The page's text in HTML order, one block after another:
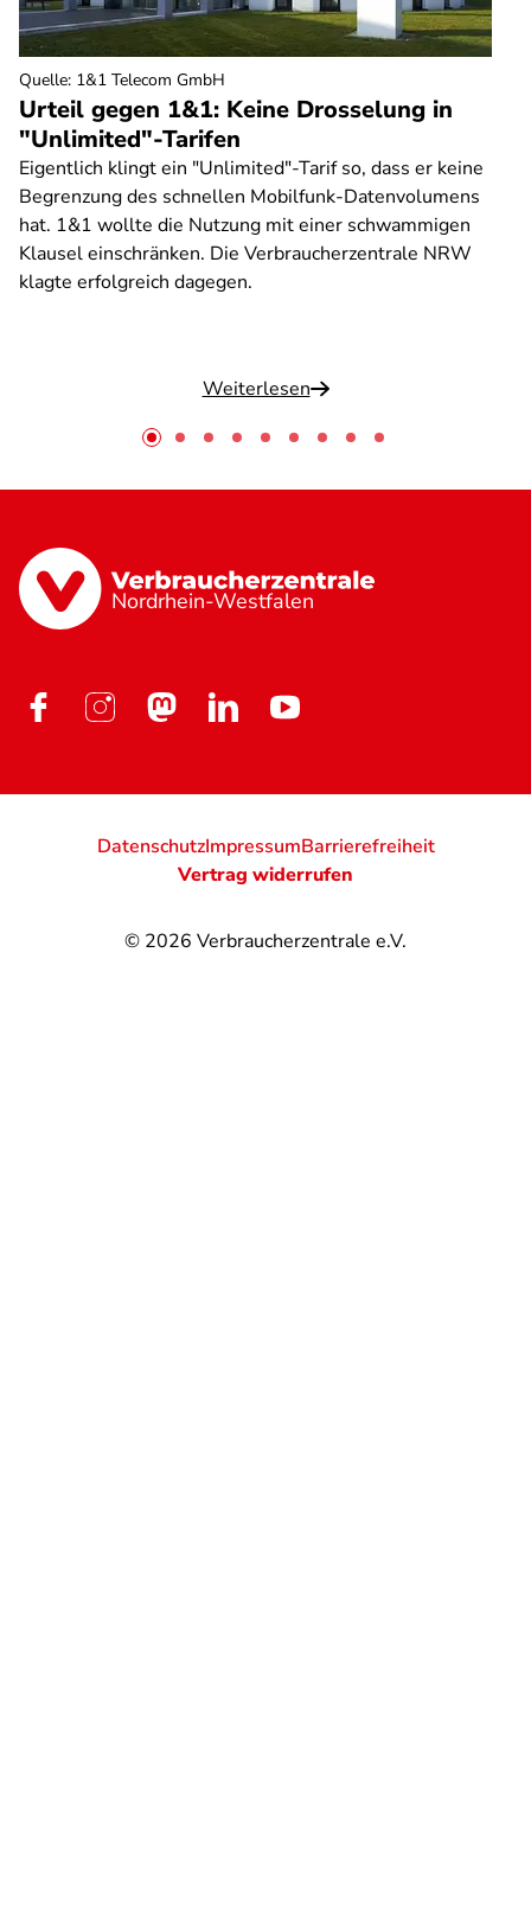
Urteil gegen 1&1: Keine Drosselung in
"Unlimited"-Tarifen
Eigentlich klingt ein "Unlimited"-Tarif so, dass er keine
Begrenzung des schnellen Mobilfunk-Datenvolumens
hat. 1&1 wollte die Nutzung mit einer schwammigen
Klausel einschränken. Die Verbraucherzentrale NRW
klagte erfolgreich dagegen.
Weiterlesen
Quelle: 1&1 Telecom GmbH
Nordrhein-Westfalen
© 2026 Verbraucherzentrale e.V.
DatenschutzImpressumBarrierefreiheit
Vertrag widerrufen